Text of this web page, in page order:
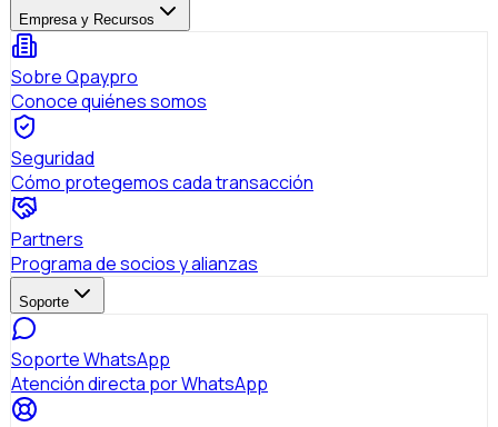
Empresa y Recursos
Sobre Qpaypro
Conoce quiénes somos
Seguridad
Cómo protegemos cada transacción
Partners
Programa de socios y alianzas
Soporte
Soporte WhatsApp
Atención directa por WhatsApp